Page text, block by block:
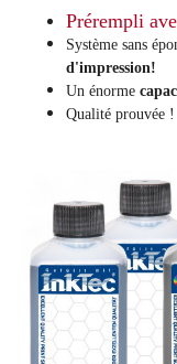
Prérempli
Système sans
d'impression!
Un énorme
Qualité prouvée !